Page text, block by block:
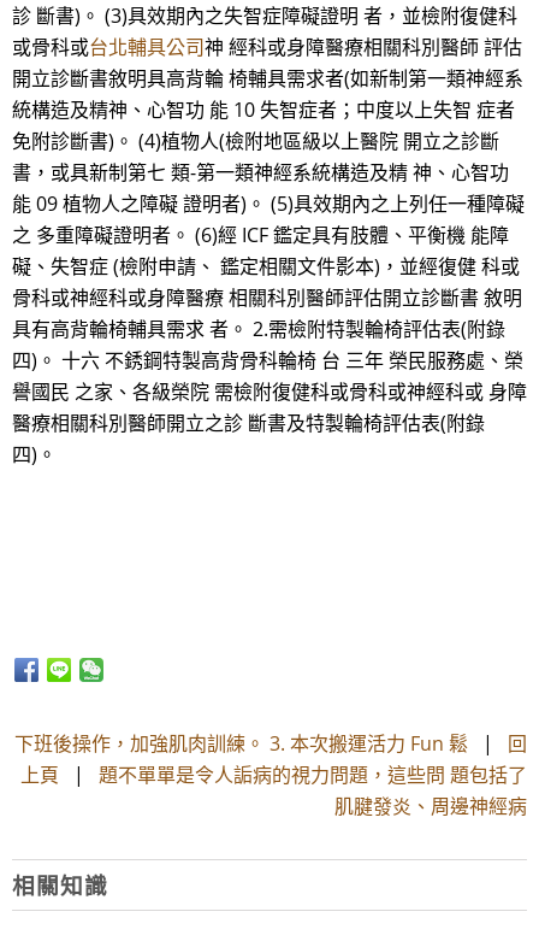
診 斷書)。 (3)具效期內之失智症障礙證明 者，並檢附復健科
或骨科或台北輔具公司神 經科或身障醫療相關科別醫師 評估
開立診斷書敘明具高背輪 椅輔具需求者(如新制第一類神經系
統構造及精神、心智功 能 10 失智症者；中度以上失智 症者
免附診斷書)。 (4)植物人(檢附地區級以上醫院 開立之診斷
書，或具新制第七 類-第一類神經系統構造及精 神、心智功
能 09 植物人之障礙 證明者)。 (5)具效期內之上列任一種障礙
之 多重障礙證明者。 (6)經 ICF 鑑定具有肢體、平衡機 能障
礙、失智症 (檢附申請、 鑑定相關文件影本)，並經復健 科或
骨科或神經科或身障醫療 相關科別醫師評估開立診斷書 敘明
具有高背輪椅輔具需求 者。 2.需檢附特製輪椅評估表(附錄
四)。 十六 不銹鋼特製高背骨科輪椅 台 三年 榮民服務處、榮
譽國民 之家、各級榮院 需檢附復健科或骨科或神經科或 身障
醫療相關科別醫師開立之診 斷書及特製輪椅評估表(附錄
四)。
下班後操作，加強肌肉訓練。 3. 本次搬運活力 Fun 鬆 | 回
上頁 | 題不單單是令人詬病的視力問題，這些問 題包括了
肌腱發炎、周邊神經病
相關知識